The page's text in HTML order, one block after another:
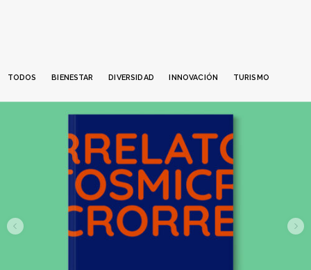
TODOS BIENESTAR DIVERSIDAD INNOVACIÓN TURISMO